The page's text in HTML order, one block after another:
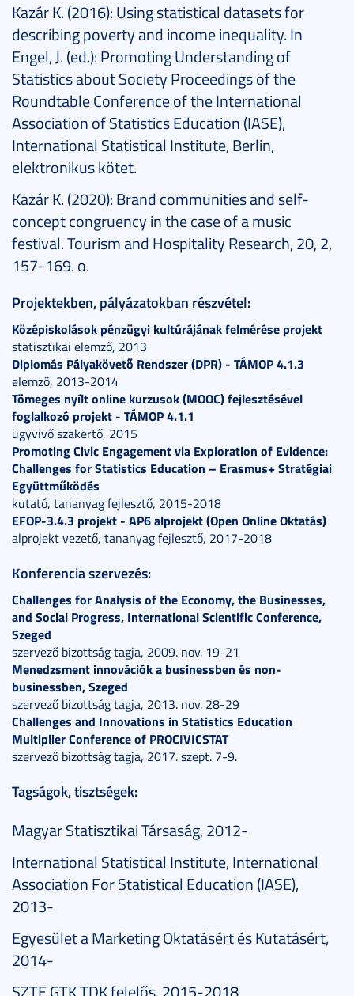
Kazár K. (2016): Using statistical datasets for
describing poverty and income inequality. In
Engel, J. (ed.): Promoting Understanding of
Statistics about Society Proceedings of the
Roundtable Conference of the International
Association of Statistics Education (IASE),
International Statistical Institute, Berlin,
elektronikus kötet.
Kazár K. (2020): Brand communities and self-
concept congruency in the case of a music
festival. Tourism and Hospitality Research, 20, 2,
157-169. o.
Projektekben, pályázatokban részvétel:
Középiskolások pénzügyi kultúrájának felmérése projekt
statisztikai elemző, 2013
Diplomás Pályakövető Rendszer (DPR) - TÁMOP 4.1.3
elemző, 2013-2014
Tömeges nyílt online kurzusok (MOOC) fejlesztésével
foglalkozó projekt - TÁMOP 4.1.1
ügyvivő szakértő, 2015
Promoting Civic Engagement via Exploration of Evidence:
Challenges for Statistics Education – Erasmus+ Stratégiai
Együttműködés
kutató, tananyag fejlesztő, 2015-2018
EFOP-3.4.3 projekt - AP6 alprojekt (Open Online Oktatás)
alprojekt vezető, tananyag fejlesztő, 2017-2018
Konferencia szervezés:
Challenges for Analysis of the Economy, the Businesses,
and Social Progress, International Scientific Conference,
Szeged
szervező bizottság tagja, 2009. nov. 19-21
Menedzsment innovációk a businessben és non-
businessben, Szeged
szervező bizottság tagja, 2013. nov. 28-29
Challenges and Innovations in Statistics Education
Multiplier Conference of PROCIVICSTAT
szervező bizottság tagja, 2017. szept. 7-9.
Tagságok, tisztségek:
Magyar Statisztikai Társaság, 2012-
International Statistical Institute, International
Association For Statistical Education (IASE),
2013-
Egyesület a Marketing Oktatásért és Kutatásért,
2014-
SZTE GTK TDK felelős, 2015-2018